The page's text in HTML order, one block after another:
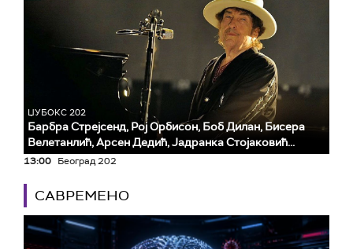
ЏУБОКС 202
Барбра Стрејсенд, Рој Орбисон, Боб Дилан, Бисера
Велетанлић, Арсен Дедић, Јадранка Стојаковић...
13:00 Београд 202
САВРЕМЕНО